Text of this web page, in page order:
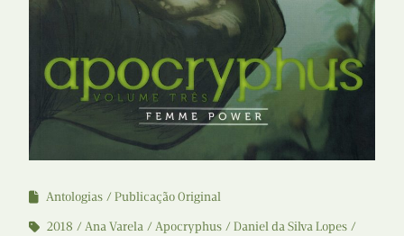
Antologias
Publicação Original
2018
Ana Varela Apocryphus
Daniel da Silva Lopes